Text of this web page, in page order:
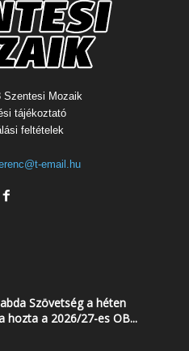
Szentesi Mozaik
tájékoztató
feltételek
email.hu
Szövetség a héten
hozta a 2026/27-es OB...